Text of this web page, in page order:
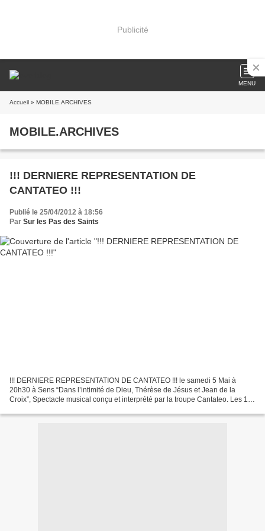
Publicité
MENU
Accueil » MOBILE.ARCHIVES
MOBILE.ARCHIVES
!!! DERNIERE REPRESENTATION DE
CANTATEO !!!
Publié le 25/04/2012 à 18:56
Par Sur les Pas des Saints
!!! DERNIERE REPRESENTATION DE CANTATEO !!! le samedi 5 Mai à
20h30 à Sens “Dans l’intimité de Dieu, Thérèse de Jésus et Jean de la
Croix”, Spectacle musical conçu et interprété par la troupe Cantateo. Les 19